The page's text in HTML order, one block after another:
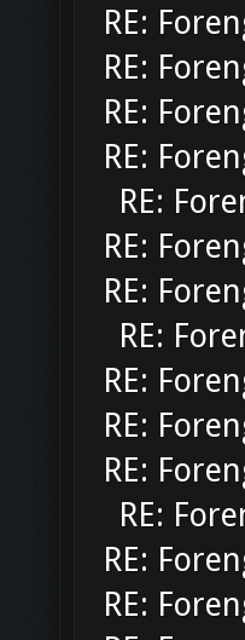
RE:
RE:
RE:
RE:
RE:
RE:
RE:
RE:
RE:
RE:
RE:
RE:
RE:
RE: